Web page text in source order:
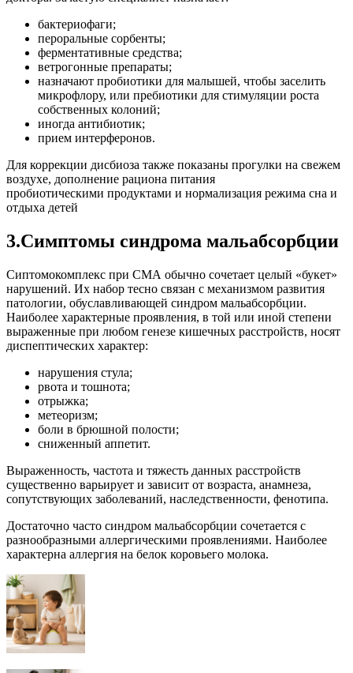
бактериофаги;
пероральные сорбенты;
ферментативные средства;
ветрогонные препараты;
назначают пробиотики для малышей, чтобы заселить
микрофлору, или пребиотики для стимуляции роста
собственных колоний;
иногда антибиотик;
прием интерферонов.
Для коррекции дисбиоза также показаны прогулки на свежем
воздухе, дополнение рациона питания
пробиотическими продуктами и нормализация режима сна и
отдыха детей
3.Симптомы синдрома мальабсорбции
Сиптомокомплекс при СМА обычно сочетает целый «букет»
нарушений. Их набор тесно связан с механизмом развития
патологии, обуславливающей синдром мальабсорбции.
Наиболее характерные проявления, в той или иной степени
выраженные при любом генезе кишечных расстройств, носят
диспептических характер:
нарушения стула;
рвота и тошнота;
отрыжка;
метеоризм;
боли в брюшной полости;
сниженный аппетит.
Выраженность, частота и тяжесть данных расстройств
существенно варьирует и зависит от возраста, анамнеза,
сопутствующих заболеваний, наследственности, фенотипа.
Достаточно часто синдром мальабсорбции сочетается с
разнообразными аллергическими проявлениями. Наиболее
характерна аллергия на белок коровьего молока.